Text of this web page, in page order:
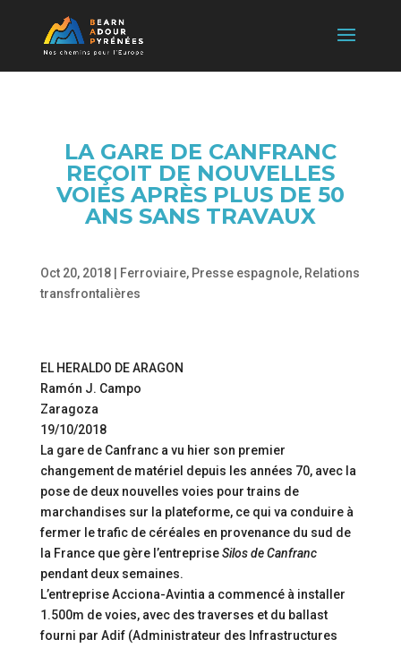
LA GARE DE CANFRANC
REÇOIT DE NOUVELLES
VOIES APRÈS PLUS DE 50
ANS SANS TRAVAUX
Oct 20, 2018| Ferroviaire, Presse espagnole, Relations
transfrontalières
EL HERALDO DE ARAGON
Ramón J. Campo
Zaragoza
19/10/2018
La gare de Canfranc a vu hier son premier
changement de matériel depuis les années 70, avec la
pose de deux nouvelles voies pour trains de
marchandises sur la plateforme, ce qui va conduire à
fermer le trafic de céréales en provenance du sud de
la France que gère l’entrepriseSilos de Canfranc
pendant deux semaines.
L’entreprise Acciona-Avintia a commencé à installer
1.500m de voies, avec des traverses et du ballast
fourni par Adif (Administrateur des Infrastructures